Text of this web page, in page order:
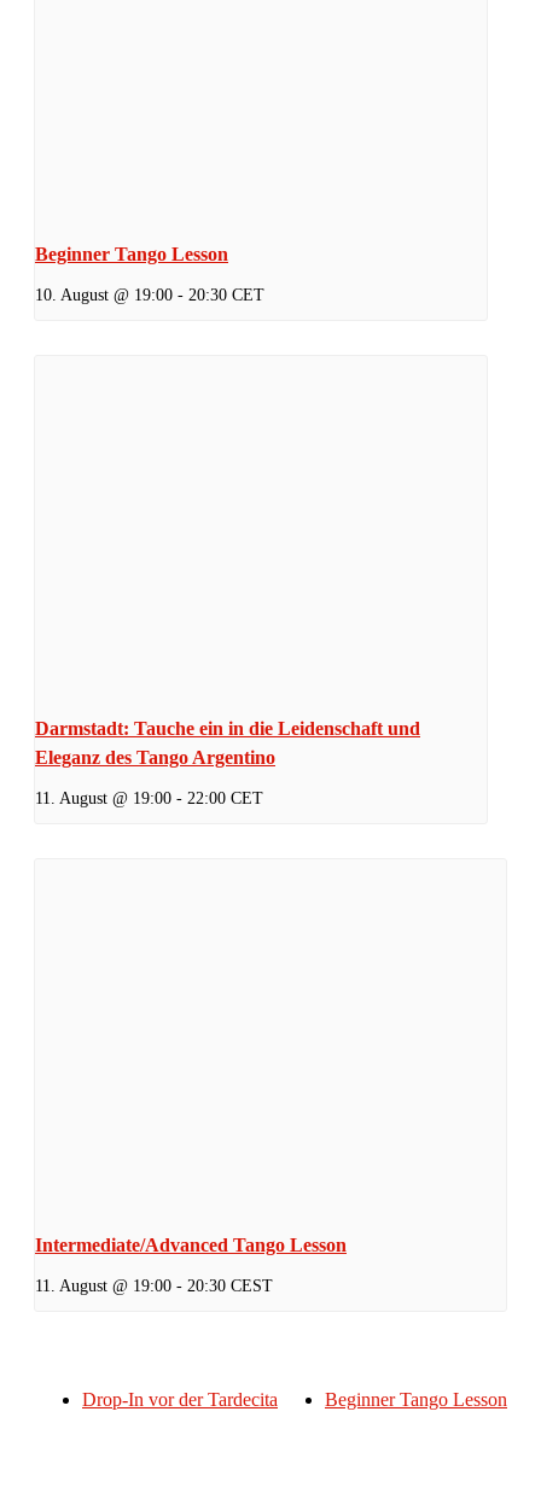
Beginner Tango Lesson
10. August @ 19:00 - 20:30 CET
Darmstadt: Tauche ein in die Leidenschaft und
Eleganz des Tango Argentino
11. August @ 19:00 - 22:00 CET
Intermediate/Advanced Tango Lesson
11. August @ 19:00 - 20:30 CEST
Drop-In vor der Tardecita Beginner Tango Lesson